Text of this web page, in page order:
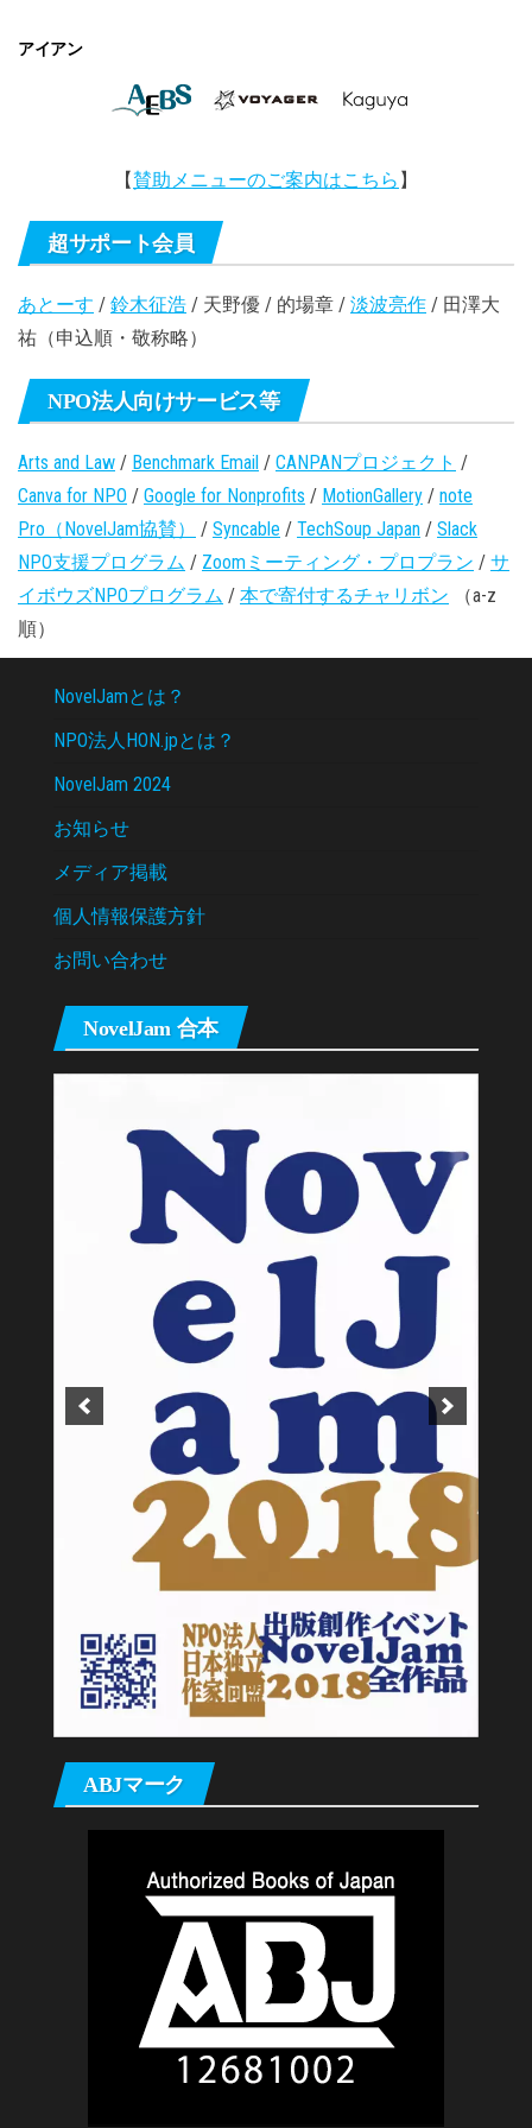
アイアン
【賛助メニューのご案内はこちら 】
超サポート会員
あとーす / 鈴木征浩 / 天野優 / 的場章 / 淡波亮作 / 田澤大
祐（申込順・敬称略）
NPO法人向けサービス等
Arts and Law / Benchmark Email / CANPANプロジェクト /
Canva for NPO / Google for Nonprofits / MotionGallery / note
Pro（NovelJam協賛）
/ Syncable / TechSoup Japan / Slack
NPO支援プログラム / Zoomミーティング・プロプラン / サ
イボウズNPOプログラム / 本で寄付するチャリボン （a-z
順）
NovelJamとは？
NPO法人HON.jpとは？
NovelJam 2024
お知らせ
メディア掲載
個人情報保護方針
お問い合わせ
NovelJam 合本
ABJマーク